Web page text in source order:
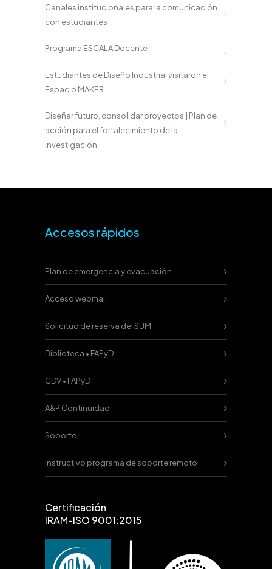
Canales institucionales para la comunicación
con estudiantes
Programa ESCALA Docente
Estudiantes de Diseño Industrial visitaron el
Espacio MAKER
Diseñar futuro, consolidar proyectos | Plan de
acción para el fortalecimiento de la
investigación
Accesos rápidos
Plan de emergencia y evacuación
Acceso webmail
Solicitud de reserva del SUM
Biblioteca • FAPyD
CDV • FAPyD
A&P Continuidad
Soporte
Instructivo programa de soporte remoto
Certificación
IRAM-ISO 9001:2015